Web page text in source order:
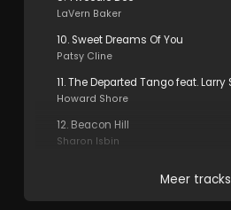
LaVern Baker
10. Sweet Dreams Of You
Patsy Cline
Howard Shore
12. Beacon Hill
Sharon Isbin
Meer tracks